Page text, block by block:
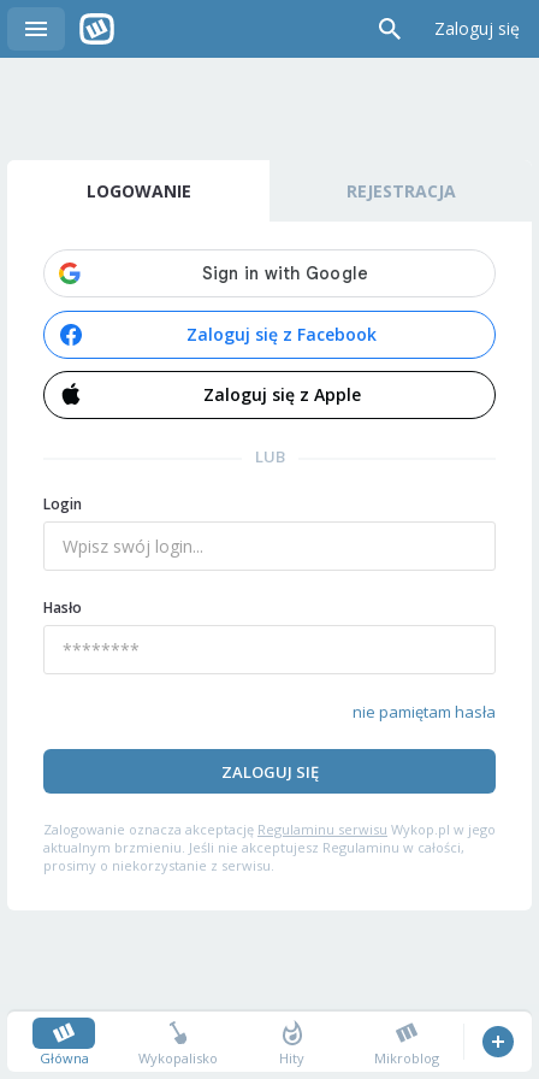
Zaloguj się
LOGOWANIE REJESTRACJA
Zaloguj się z Facebook
Zaloguj się z Apple
LUB
Login
Hasło
nie pamiętam hasła
ZALOGUJ SIĘ
Zalogowanie oznacza akceptację Regulaminu serwisu Wykop.pl w jego
aktualnym brzmieniu. Jeśli nie akceptujesz Regulaminu w całości,
prosimy o niekorzystanie z serwisu.
Główna Wykopalisko Hity Mikroblog